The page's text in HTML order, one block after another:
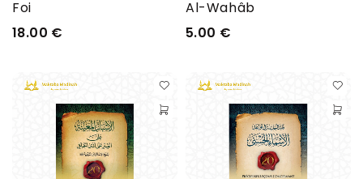
Foi
18.00 €
Al-Wahâb
5.00 €